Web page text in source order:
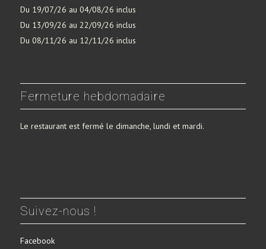
Du 19/07/26 au 04/08/26 inclus
Du 13/09/26 au 22/09/26 inclus
Du 08/11/26 au 12/11/26 inclus
Fermeture hebdomadaire
Le restaurant est fermé le dimanche, lundi et mardi.
Suivez-nous !
Facebook